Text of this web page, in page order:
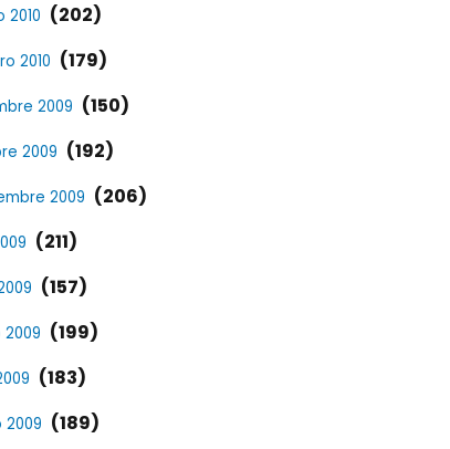
2010 (202)
2010 (179)
2009 (150)
2009 (192)
2009 (206)
(211)
(157)
(199)
(183)
2009 (189)